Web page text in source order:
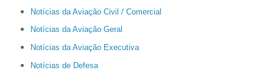
Notícias da Aviação Civil / Comercial
Notícias da Aviação Geral
Notícias da Aviação Executiva
Notícias de Defesa